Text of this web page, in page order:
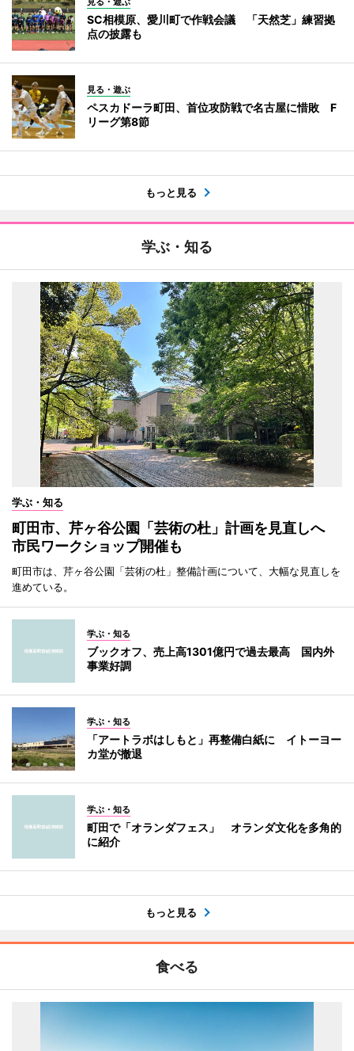
SC相模原、愛川町で作戦会議 「天然芝」練習拠
点の披露も
見る・遊ぶ
ペスカドーラ町田、首位攻防戦で名古屋に惜敗 F
リーグ第8節
もっと見る
学ぶ・知る
学ぶ・知る
町田市、芹ヶ谷公園「芸術の杜」計画を見直しへ
市民ワークショップ開催も
町田市は、芹ヶ谷公園「芸術の杜」整備計画について、大幅な見直しを
進めている。
学ぶ・知る
ブックオフ、売上高1301億円で過去最高 国内外
事業好調
学ぶ・知る
「アートラボはしもと」再整備白紙に イトーヨー
カ堂が撤退
学ぶ・知る
町田で「オランダフェス」 オランダ文化を多角的
に紹介
もっと見る
食べる